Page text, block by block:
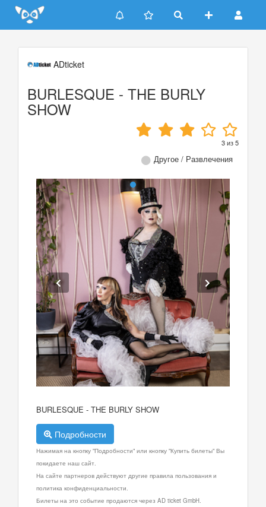
Update cookies preferences
ADticket
BURLESQUE - THE BURLY
SHOW
3из5
Другое / Развлечения
BURLESQUE - THE BURLY SHOW
Подробности
Нажимая на кнопку "Подробности" или кнопку "Купить билеты" Вы
покидаете наш сайт.
На сайте партнеров действуют другие правила пользования и
политика конфиденциальности.
Билеты на это событие продаются через AD ticket GmbH.